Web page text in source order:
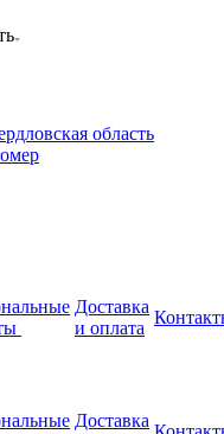
область
Доставка
и оплата
Доставка